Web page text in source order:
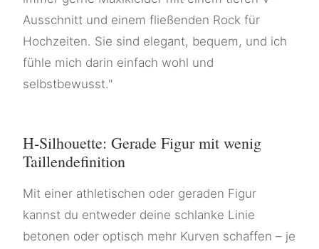
Ausschnitt und einem fließenden Rock für
Hochzeiten. Sie sind elegant, bequem, und ich
fühle mich darin einfach wohl und
selbstbewusst."
H-Silhouette: Gerade Figur mit wenig
Taillendefinition
Mit einer athletischen oder geraden Figur
kannst du entweder deine schlanke Linie
betonen oder optisch mehr Kurven schaffen – je